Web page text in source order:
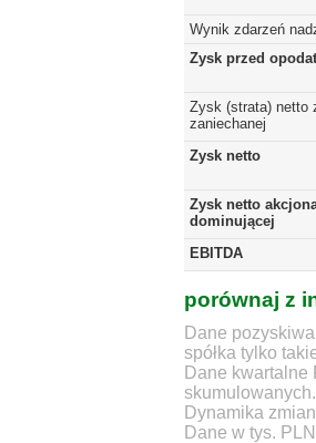
Wynik zdarzeń
Zysk przed
Zysk (strata) netto
zaniechanej
Zysk netto
Zysk netto
dominującej
EBITDA
porównaj z
Dane
spółka tylko
Dane
skumulowanych.
Dynamika
Dane w tys. PLN